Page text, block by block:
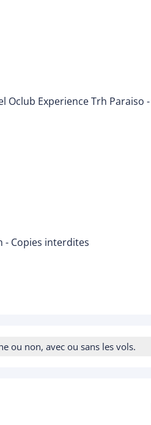
Oclub Experience Trh Paraiso
- Copies interdites
ou non, avec ou sans les vols.